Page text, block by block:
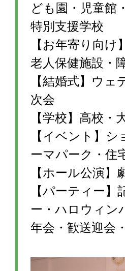
ども園・児童館
特別支援学校
【お年寄り向
老人保健施設・
【結婚式】ウ
次会
【学校】高校・
【イベント】
ーマパーク・住
【ホール公演
【パーティー
ー・ハロウィン
年会・歓送迎会